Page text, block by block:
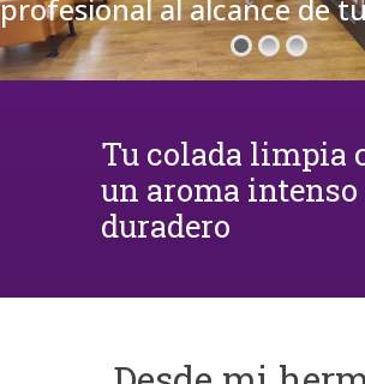
profesional al alcance de
Tu colada limpia
un aroma
duradero